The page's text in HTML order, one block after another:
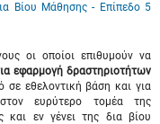
Βίου Μάθησης - Επίπεδο 5
οι οποίοι επιθυμούν να
εφαρμογή δραστηριοτήτων
σε εθελοντική βάση και για
στον ευρύτερο τομέα της
και εν γένει της δια βίου